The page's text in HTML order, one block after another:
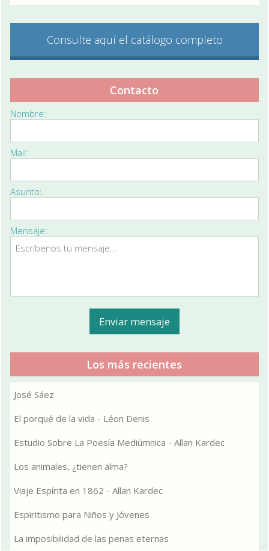
Consulte aquí el catálogo completo
Contacto
Nombre:
Mail:
Asunto:
Mensaje:
Los más recientes
José Sáez
El porqué de la vida - Léon Denis
Estudio Sobre La Poesía Mediúmnica - Allan Kardec
Los animales, ¿tienen alma?
Viaje Espírita en 1862 - Allan Kardec
Espiritismo para Niños y Jóvenes
La imposibilidad de las penas eternas